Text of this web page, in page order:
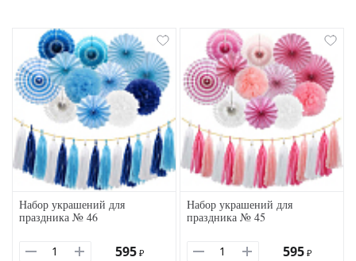
Набор украшений для
праздника № 46
595 ₽
Набор украшений для
праздника № 45
595 ₽